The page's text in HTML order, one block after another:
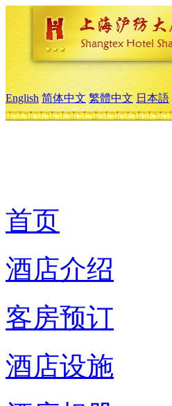
English 简体中文 繁體中文 日本語
首页
酒店介绍
客房预订
酒店设施